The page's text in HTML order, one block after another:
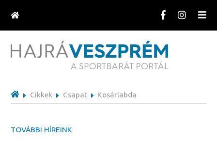
Cikkek Csapat Kosárlabda
TOVÁBBI HÍREINK